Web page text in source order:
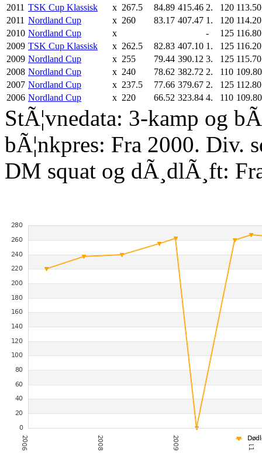
2011 TSK Cup Klassisk x 267.5 84.89 415.46 2. 120 113.50
2011 Nordland Cup x 260 83.17 407.47 1. 120 114.20
2010 Nordland Cup x - 125 116.80
2009 TSK Cup Klassisk x 262.5 82.83 407.10 1. 125 116.20
2009 Nordland Cup x 255 79.44 390.12 3. 125 115.70
2008 Nordland Cup x 240 78.62 382.72 2. 110 109.80
2007 Nordland Cup x 237.5 77.66 379.67 2. 125 112.80
2006 Nordland Cup x 220 66.52 323.84 4. 110 109.80
StÃ¦vnedata: 3-kamp og
bÃ¦nkpres: Fra 2000. Div.
DM squat og dÃ¸dlÃ¸ft: